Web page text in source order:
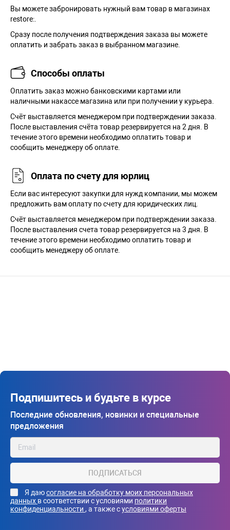
Вы можете забронировать нужный вам товар в магазинах
restore:.
Сразу после получения подтверждения заказа вы можете
оплатить и забрать заказ в выбранном магазине.
Способы оплаты
Оплатить заказ можно банковскими картами или
наличными накассе магазина или при получении у курьера.
Cчёт выставляется менеджером при подтверждении заказа.
После выставления счёта товар резервируется на 2 дня. В
течение этого времени необходимо оплатить товар и
сообщить менеджеру об оплате.
Оплата по счету для юрлиц
Если вас интересуют закупки для нужд компании, мы можем
предложить вам оплату по счету для юридических лиц.
Счёт выставляется менеджером при подтверждении заказа.
После выставления счета товар резервируется на 3 дня. В
течение этого времени необходимо оплатить товар и
сообщить менеджеру об оплате.
Подпишитесь и будьте в курсе
Последние обновления, новинки и специальные
предложения
ПОДПИСАТЬСЯ
Я даюсогласие на обработку моих персональных
данных в соответствии с условиями политики
конфиденциальности , а также сусловиями оферты